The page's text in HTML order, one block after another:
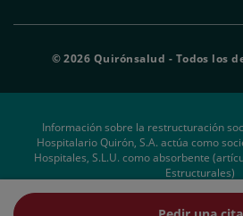
© 2026 Quirónsalud - Todos los
Información sobre la restructuración
Hospitalario Quirón, S.A. actúa como
Hospitales, S.L.U. como absorbente
Estructurales)